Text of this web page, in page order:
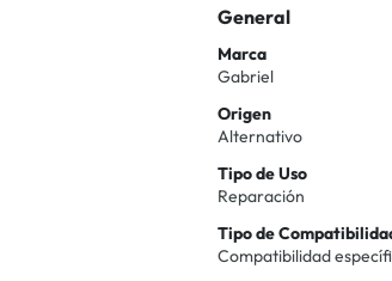
General
Marca
Gabriel
Origen
Alternativo
Tipo de Uso
Reparación
Tipo de
Compatibilidad